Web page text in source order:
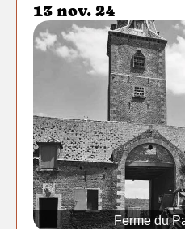
13 nov. 24
Ferme du